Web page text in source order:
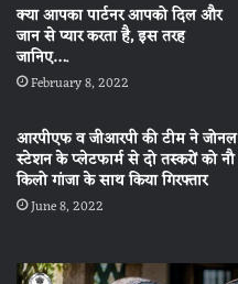
क्या आपका पार्टनर आपको दिल और
जान से प्यार करता है, इस तरह
जानिए….
February 8, 2022
आरपीएफ व जीआरपी की टीम ने जोनल
स्टेशन के प्लेटफार्म से दो तस्करों को नौ
किलो गांजा के साथ किया गिरफ्तार
June 8, 2022